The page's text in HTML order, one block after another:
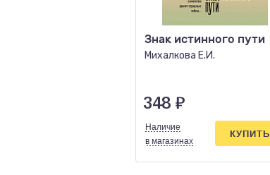
Знак истинного пути
Михалкова Е.И.
348 ₽
Наличие
в магазинах
КУПИТЬ